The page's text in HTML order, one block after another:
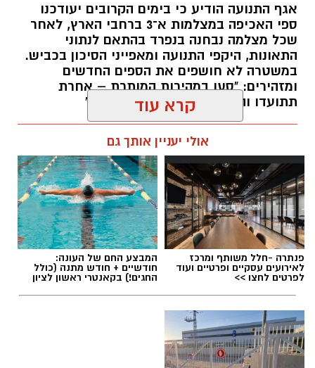
אגף התנועה הודיע כי בימים הקרובים יעודכנו
ספי האכיפה במצלמות א־3 ברחבי הארץ, לאחר
שכל מצלמה נבחנה בנפרד בהתאם לנתוני
התאונות, היקפי התנועה ומאפייני הסיכון בכביש.
במשטרה לא חושפים את הספים החדשים
ומזהירים: "סעו במהירות המותרת – אחרת
תתועדו והדו"ח יישלח ישירות אליכם"
תגים:מצלמות מהירות, עדכון סף האכיפה במצלמות
מהירות
קרא עוד
אולי יעניין אותך גם
פנתרה -חלל משותף ומרכז
לאירועים עסקיים ופרטיים ועוד
לפרטים לחצו >>
המבצע החם של העונה:
חודשיים + חודש מתנה (כולל
החגים!) בקאנטרי ראשון לציון